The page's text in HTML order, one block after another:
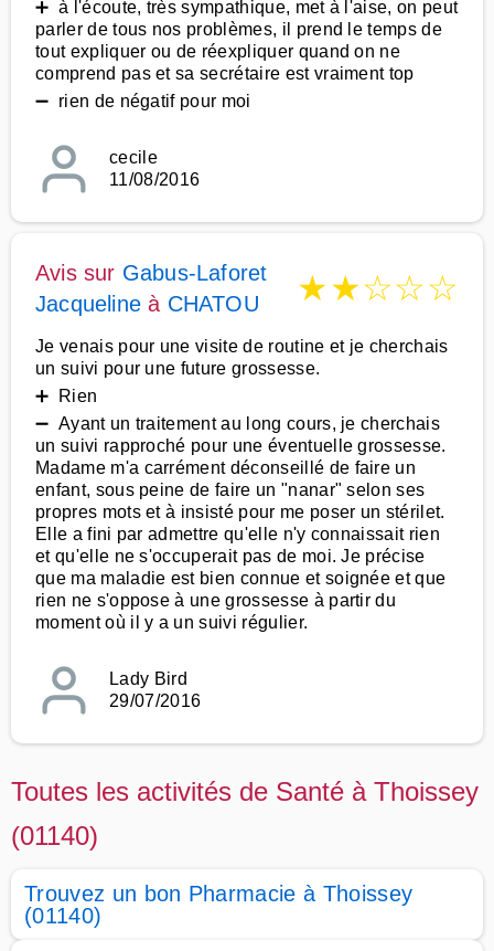
➕ à l'écoute, très sympathique, met à l'aise, on peut
parler de tous nos problèmes, il prend le temps de
tout expliquer ou de réexpliquer quand on ne
comprend pas et sa secrétaire est vraiment top
➖ rien de négatif pour moi
cecile
11/08/2016
Avis sur Gabus-Laforet
Jacqueline à CHATOU ★★☆☆☆
Je venais pour une visite de routine et je cherchais
un suivi pour une future grossesse.
➕ Rien
➖ Ayant un traitement au long cours, je cherchais
un suivi rapproché pour une éventuelle grossesse.
Madame m'a carrément déconseillé de faire un
enfant, sous peine de faire un "nanar" selon ses
propres mots et à insisté pour me poser un stérilet.
Elle a fini par admettre qu'elle n'y connaissait rien
et qu'elle ne s'occuperait pas de moi. Je précise
que ma maladie est bien connue et soignée et que
rien ne s'oppose à une grossesse à partir du
moment où il y a un suivi régulier.
Lady Bird
29/07/2016
Toutes les activités de Santé à Thoissey
(01140)
Trouvez un bon Pharmacie à Thoissey
(01140)